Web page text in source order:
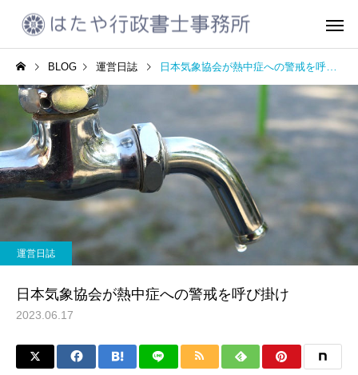
CCUS代行申請
運営日誌
2023年10月振り返り 着るタイプの電気毛布
BLOG 運営日誌 日本気象協会が熱中症への警戒を呼び掛け
運営日誌
日本気象協会が熱中症への警戒を呼び掛け
2023.06.17